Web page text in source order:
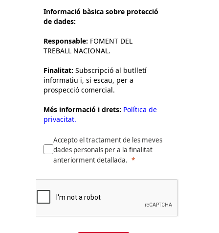
Informació bàsica sobre protecció
de dades:
Responsable: FOMENT DEL
TREBALL NACIONAL.
Finalitat: Subscripció al butlletí
informatiu i, si escau, per a
prospecció comercial.
Més informació i drets: Política de
privacitat.
Accepto el tractament de les meves
dades personals per a la finalitat
anteriorment detallada.